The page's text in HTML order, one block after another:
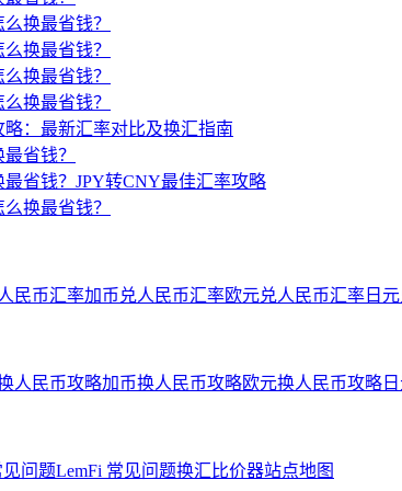
换最省钱？
换最省钱？
换最省钱？
换最省钱？
略：最新汇率对比及换汇指南
省钱？
最省钱？JPY转CNY最佳汇率攻略
换最省钱？
民币汇率加币兑人民币汇率欧元兑人民币汇率 日
人民币攻略加币换人民币攻略欧元换人民币攻略
见问题LemFi 常见问题换汇比价器站点地图